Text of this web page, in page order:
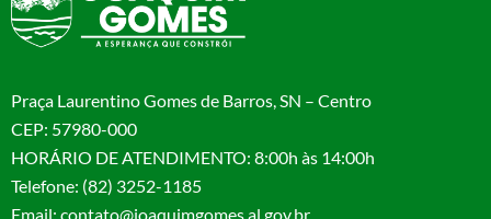
Praça Laurentino Gomes de Barros, SN – Centro
CEP: 57980-000
HORÁRIO DE ATENDIMENTO: 8:00h às 14:00h
Telefone: (82) 3252-1185
Email: contato@joaquimgomes.al.gov.br